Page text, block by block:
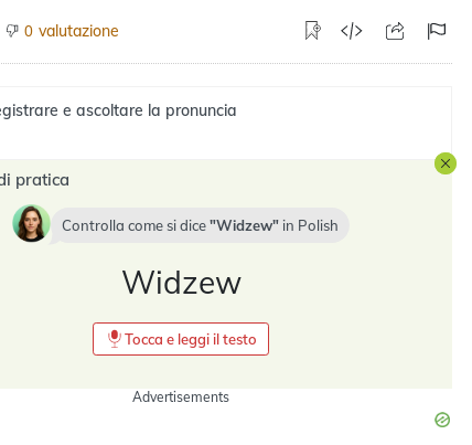
0 valutazione
e ascoltare la pronuncia
pratica
Controlla come si dice Widzew in Polish
Widzew
Tocca e leggi il testo
Advertisements